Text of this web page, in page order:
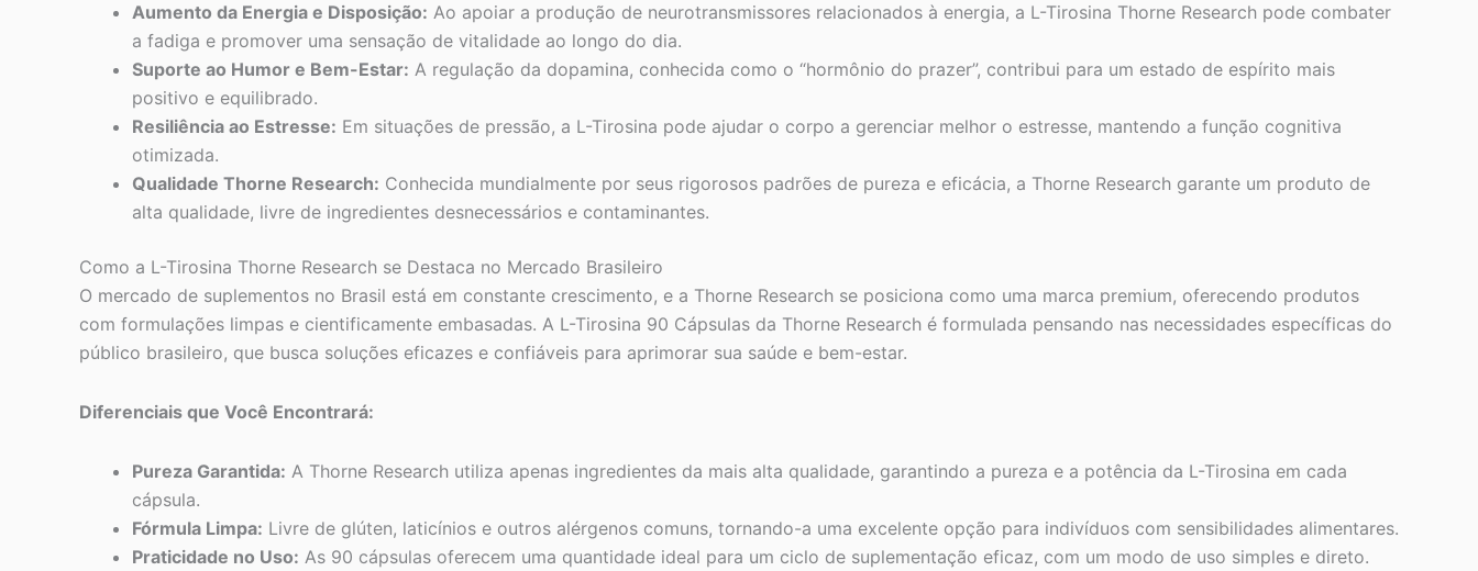
Aumento da Energia e Disposição: Ao apoiar a produção de neurotransmissores relacionados à energia, a L-Tirosina Thorne Research pode combater
a fadiga e promover uma sensação de vitalidade ao longo do dia.
Suporte ao Humor e Bem-Estar: A regulação da dopamina, conhecida como o “hormônio do prazer”, contribui para um estado de espírito mais
positivo e equilibrado.
Resiliência ao Estresse: Em situações de pressão, a L-Tirosina pode ajudar o corpo a gerenciar melhor o estresse, mantendo a função cognitiva
otimizada.
Qualidade Thorne Research: Conhecida mundialmente por seus rigorosos padrões de pureza e eficácia, a Thorne Research garante um produto de
alta qualidade, livre de ingredientes desnecessários e contaminantes.
Como a L-Tirosina Thorne Research se Destaca no Mercado Brasileiro
O mercado de suplementos no Brasil está em constante crescimento, e a Thorne Research se posiciona como uma marca premium, oferecendo produtos
com formulações limpas e cientificamente embasadas. A L-Tirosina 90 Cápsulas da Thorne Research é formulada pensando nas necessidades específicas do
público brasileiro, que busca soluções eficazes e confiáveis para aprimorar sua saúde e bem-estar.
Diferenciais que Você Encontrará:
Pureza Garantida: A Thorne Research utiliza apenas ingredientes da mais alta qualidade, garantindo a pureza e a potência da L-Tirosina em cada
cápsula.
Fórmula Limpa: Livre de glúten, laticínios e outros alérgenos comuns, tornando-a uma excelente opção para indivíduos com sensibilidades alimentares.
Praticidade no Uso: As 90 cápsulas oferecem uma quantidade ideal para um ciclo de suplementação eficaz, com um modo de uso simples e direto.